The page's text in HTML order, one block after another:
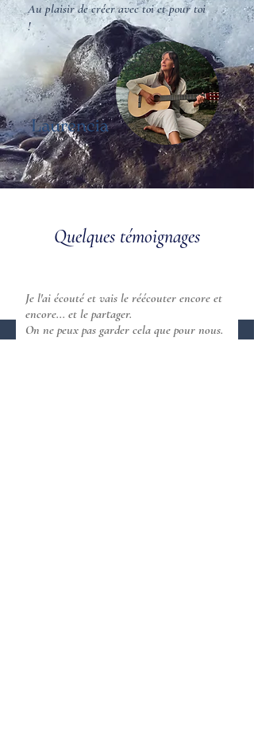
Au plaisir de créer avec toi et pour toi
!
Quelques témoignages
Je l'ai écouté et vais le réécouter encore et
encore... et le partager.
On ne peux pas garder cela que pour nous.